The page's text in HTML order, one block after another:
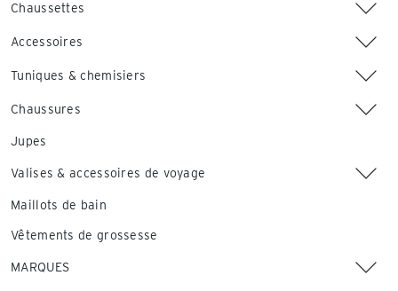
Chaussettes
Accessoires
Tuniques & chemisiers
Chaussures
Jupes
Valises & accessoires de voyage
Maillots de bain
Vêtements de grossesse
MARQUES